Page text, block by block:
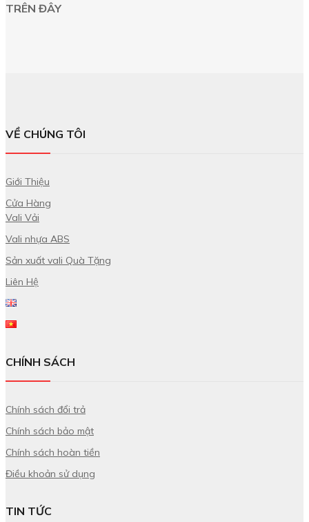
TRÊN ĐÂY
VỀ CHÚNG TÔI
Giới Thiệu
Cửa Hàng
Vali Vải
Vali nhựa ABS
Sản xuất vali Quà Tặng
Liên Hệ
CHÍNH SÁCH
Chính sách đổi trả
Chính sách bảo mật
Chính sách hoàn tiền
Điều khoản sử dụng
TIN TỨC